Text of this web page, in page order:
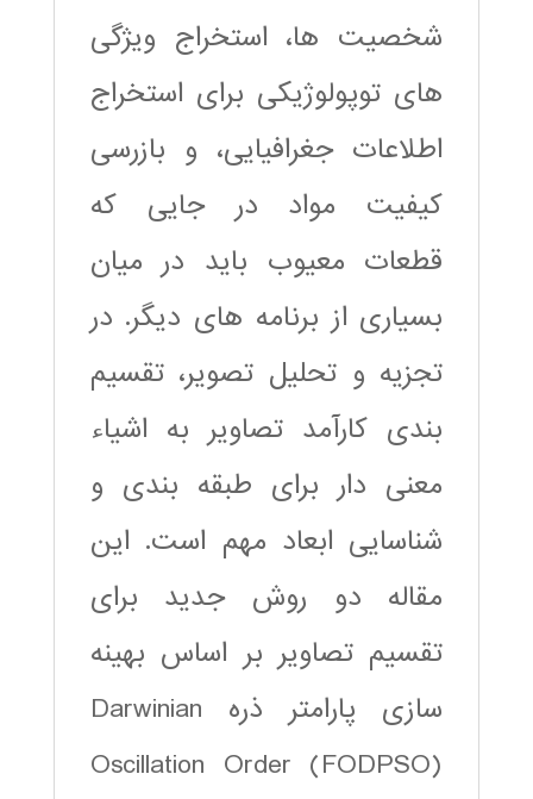
شخصیت ها، استخراج ویژگی
های توپولوژیکی برای استخراج
اطلاعات جغرافیایی، و بازرسی
کیفیت مواد در جایی که
قطعات معیوب باید در میان
بسیاری از برنامه های دیگر. در
تجزیه و تحلیل تصویر، تقسیم
بندی کارآمد تصاویر به اشیاء
معنی دار برای طبقه بندی و
شناسایی ابعاد مهم است. این
مقاله دو روش جدید برای
تقسیم تصاویر بر اساس بهینه
سازی پارامتر ذره Darwinian
Oscillation Order (FODPSO)